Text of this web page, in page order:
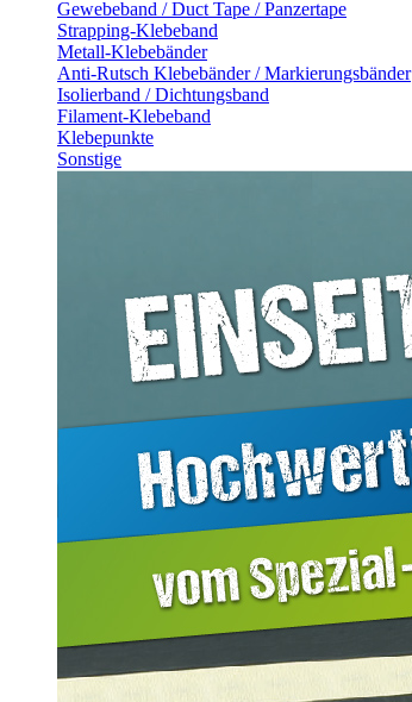
Gewebeband / Duct Tape / Panzertape
Strapping-Klebeband
Metall-Klebebänder
Anti-Rutsch Klebebänder / Markierungsbänder
Isolierband / Dichtungsband
Filament-Klebeband
Klebepunkte
Sonstige